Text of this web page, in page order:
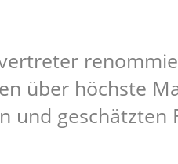
über höchste
und geschätzten